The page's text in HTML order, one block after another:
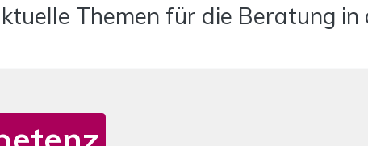
Themen für die Beratung